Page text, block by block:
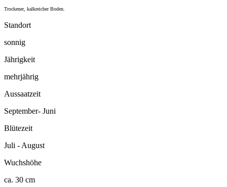
Trockener, kalkreicher Boden.
Standort
sonnig
Jährigkeit
mehrjährig
Aussaatzeit
September- Juni
Blütezeit
Juli - August
Wuchshöhe
ca. 30 cm